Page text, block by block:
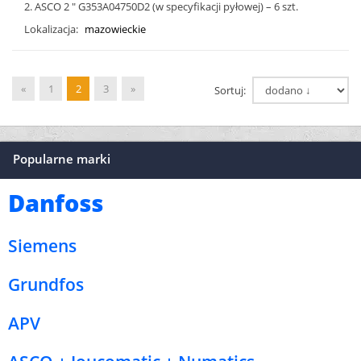
2. ASCO 2 " G353A04750D2 (w specyfikacji pyłowej) – 6 szt.
Lokalizacja: mazowieckie
« 1 2 3 » Sortuj:
Popularne marki
Danfoss
Siemens
Grundfos
APV